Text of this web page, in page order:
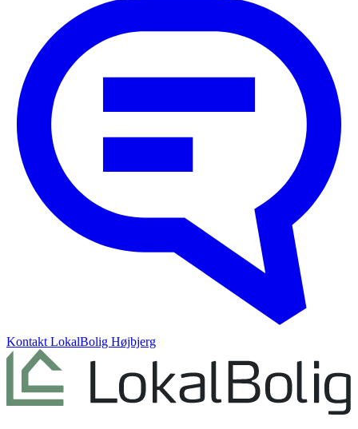
Kontakt LokalBolig Højbjerg